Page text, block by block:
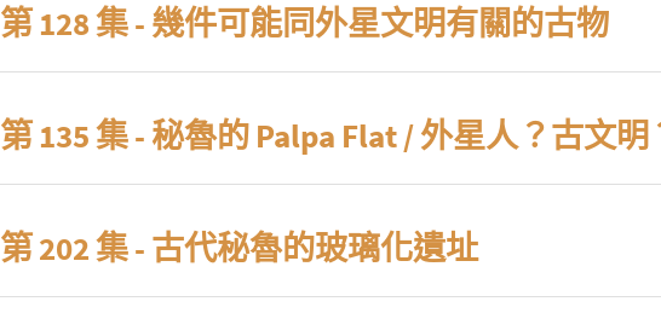
第 128 集 - 幾件可能同外星文明有關的古物
第 135 集 - 秘魯的 Palpa Flat / 外星人？古文明
第 202 集 - 古代秘魯的玻璃化遺址